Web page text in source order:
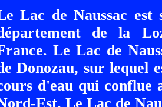
Lac de Naussac est
de la
Le Lac de
Donozau, sur lequel
d'eau qui conflue
Est. Le Lac de